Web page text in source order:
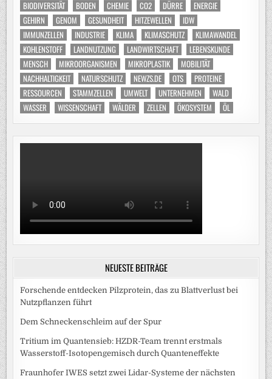
BIODIVERSITÄT
BODEN CHEMIE CO2 DÜRRE
ENERGIE
GEHIRN
GENOM GESUNDHEIT HITZEWELLEN
IDW
IMMUNZELLEN
INDUSTRIE KLIMA KLIMASCHUTZ
KLIMAWANDEL
KOHLENSTOFF
LANDNUTZUNG LANDWIRTSCHAFT
LEBENSKUNDE
MENSCH
MIKROORGANISMEN MIKROPLASTIK
MOBILITÄT
NACHHALTIGKEIT
NATURSCHUTZ NEWZS.DE OTS
PROTEINE
RESSOURCEN
STAMMZELLEN UMWELT UNTERNEHMEN
WALD
WASSER
WISSENSCHAFT WÄLDER ZELLEN ÖKOSYSTEM ÖL
NEUESTE BEITRÄGE
Forschende entdecken Pilzprotein, das zu Blattverlust bei
Nutzpflanzen führt
Dem Schneckenschleim auf der Spur
Tritium im Quantensieb: HZDR-Team trennt erstmals
Wasserstoff-Isotopengemisch durch Quanteneffekte
Fraunhofer IWES setzt zwei Lidar-Systeme der nächsten